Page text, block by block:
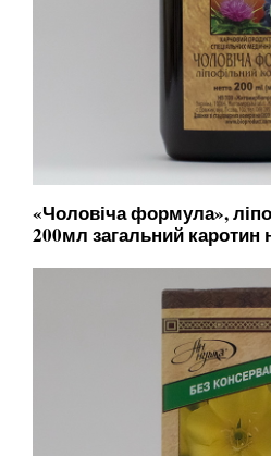
«Чоловіча формула»,
200мл загальний